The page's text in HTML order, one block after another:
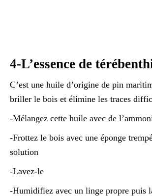
4-L’essence de
C’est une huile d’origine de pin
briller le bois et élimine les traces
-Mélangez cette huile avec de
-Frottez le bois avec une éponge
solution
-Lavez-le
-Humidifiez avec un linge propre puis